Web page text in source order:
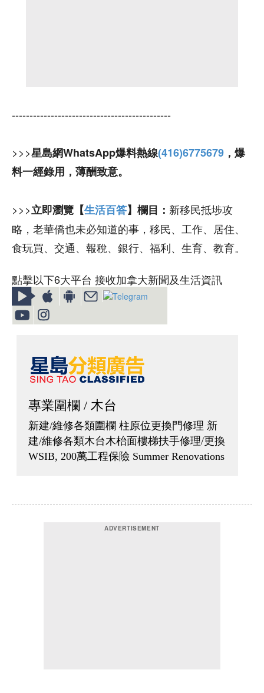
---------------------------------------------
>>>星島網WhatsApp爆料熱線(416)6775679 ，爆
料一經錄用，薄酬致意。
>>>立即瀏覽【生活百答】欄目： 新移民抵埗攻
略，老華僑也未必知道的事，移民、工作、居住、
食玩買、交通、報稅、銀行、福利、生育、教育。
點擊以下6大平台 接收加拿大新聞及生活資訊